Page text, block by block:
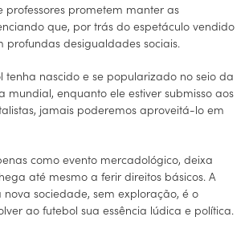
professores prometem manter as
que, por trás do espetáculo vendido
profundas desigualdades sociais.
tenha nascido e se popularizado no seio da
mundial, enquanto ele estiver submisso aos
jamais poderemos aproveitá-lo em
como evento mercadológico, deixa
até mesmo a ferir direitos básicos. A
sociedade, sem exploração, é o
ao futebol sua essência lúdica e política.